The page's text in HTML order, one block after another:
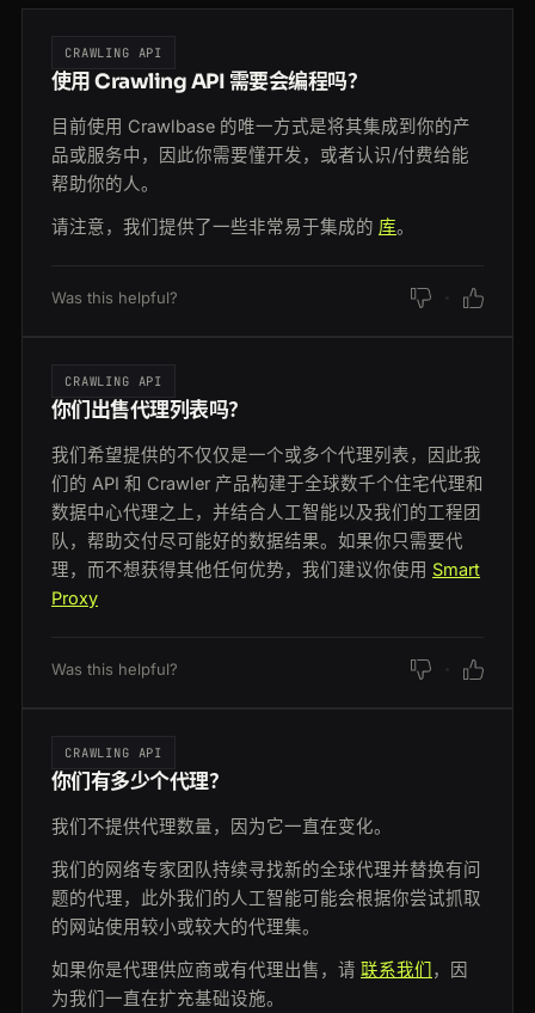
使用 Crawling API 需要会编程吗？
CRAWLING API
目前使用 Crawlbase 的唯一方式是将其集成到你的产
品或服务中，因此你需要懂开发，或者认识/付费给能
帮助你的人。
请注意，我们提供了一些非常易于集成的 库。
Was this helpful?
你们出售代理列表吗？
CRAWLING API
我们希望提供的不仅仅是一个或多个代理列表，因此我
们的 API 和 Crawler 产品构建于全球数千个住宅代理和
数据中心代理之上，并结合人工智能以及我们的工程团
队，帮助交付尽可能好的数据结果。如果你只需要代
理，而不想获得其他任何优势，我们建议你使用 Smart
Proxy
Was this helpful?
你们有多少个代理？
CRAWLING API
我们不提供代理数量，因为它一直在变化。
我们的网络专家团队持续寻找新的全球代理并替换有问
题的代理，此外我们的人工智能可能会根据你尝试抓取
的网站使用较小或较大的代理集。
如果你是代理供应商或有代理出售，请 联系我们 ，因
为我们一直在扩充基础设施。